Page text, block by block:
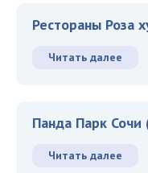
Рестораны Роза
Читать далее
Панда Парк Сочи
Читать далее